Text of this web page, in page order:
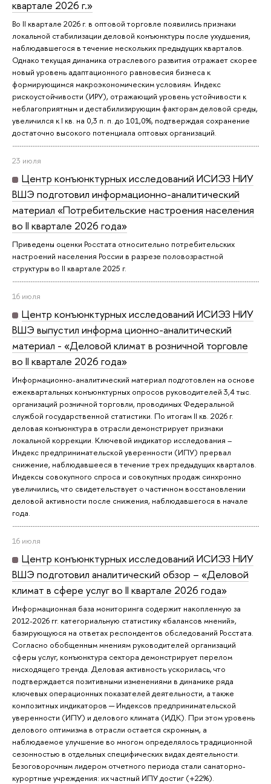
квартале 2026 г.»
Во II квартале 2026 г. в оптовой торговле появились признаки
локальной стабилизации деловой конъюнктуры после ухудшения,
наблюдавшегося в течение нескольких предыдущих кварталов.
Однако текущая динамика отраслевого развития отражает скорее
новый уровень адаптационного равновесия бизнеса к
формирующимся макроэкономическим условиям. Индекс
рискоустойчивости (ИРУ), отражающий уровень устойчивости к
неблагоприятным и дестабилизирующим факторам деловой среды,
увеличился к I кв. на 0,3 п. п. до 101,0%, подтверждая сохранение
достаточно высокого потенциала оптовых организаций.
23 июля
Центр конъюнктурных исследований ИСИЭЗ НИУ
ВШЭ подготовил информационно-аналитический
материал «Потребительские настроения населения
во II квартале 2026 года»
Приведены оценки Росстата относительно потребительских
настроений населения России в разрезе половозрастной
структуры во II квартале 2025 г.
16 июля
Центр конъюнктурных исследований ИСИЭЗ НИУ
ВШЭ выпустил информа ционно-аналитический
материал - «Деловой климат в розничной торговле
во II квартале 2026 года»
Информационно-аналитический материал подготовлен на основе
ежеквартальных конъюнктурных опросов руководителей 3,4 тыс.
организаций розничной торговли, проводимых Федеральной
службой государственной статистики. По итогам II кв. 2026 г.
деловая конъюнктура в отрасли демонстрирует признаки
локальной коррекции. Ключевой индикатор исследования –
Индекс предпринимательской уверенности (ИПУ) прервал
снижение, наблюдавшееся в течение трех предыдущих кварталов.
Индексы совокупного спроса и совокупных продаж синхронно
увеличились, что свидетельствует о частичном восстановлении
деловой активности после снижения, наблюдавшегося в начале
года.
16 июля
Центр конъюнктурных исследований ИСИЭЗ НИУ
ВШЭ подготовил аналитический обзор – «Деловой
климат в сфере услуг во II квартале 2026 года»
Информационная база мониторинга содержит накопленную за
2012-2026 гг. категориальную статистику «балансов мнений»,
базирующуюся на ответах респондентов обследований Росстата.
Согласно обобщенным мнениям руководителей организаций
сферы услуг, конъюнктура сектора демонстрирует перелом
нисходящего тренда. Деловая активность ускорилась, что
подтверждается позитивными изменениями в динамике ряда
ключевых операционных показателей деятельности, а также
композитных индикаторов ─ Индексов предпринимательской
уверенности (ИПУ) и делового климата (ИДК). При этом уровень
делового оптимизма в отрасли остается скромным, а
наблюдаемое улучшение во многом определялось традиционной
сезонностью в отдельных специфических видах деятельности.
Безоговорочным лидером отчетного периода стали санаторно-
курортные учреждения: их частный ИПУ достиг (+22%).